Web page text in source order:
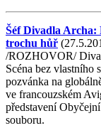
Šéf Divadla Archa:
trochu hůř
/ROZHOVOR/
Scéna bez vlastního
pozvánka na
ve francouzském
představení
souboru.